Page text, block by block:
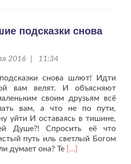
подсказки снова
2016 | 11:34
снова шлют! Идти
вам велят. И объясняют
своим друзьям всё
вам, а что не по пути,
уйти И оставаясь в тишине,
Душе?! Спросить её что
путь иль светлый Богом
думает она? Те Читать
[…]